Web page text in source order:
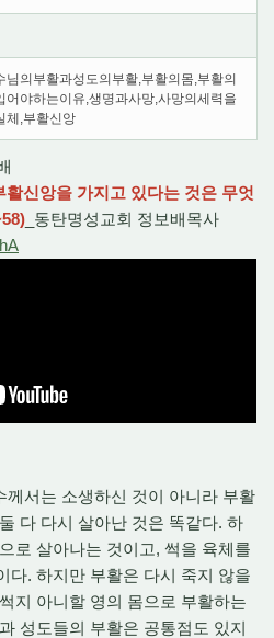
님의부활과성도의부활,부활의몸,부활의
어야하는이유,생명과사망,사망의세력을
체,부활신앙
신앙을 가지고 있다는 것은 무엇
_동탄명성교회 정보배목사
께서는 소생하신 것이 아니라 부활
다 다시 살아난 것은 똑같다. 하
로 살아나는 것이고, 썩을 육체를
다. 하지만 부활은 다시 죽지 않을
지 아니할 영의 몸으로 부활하는
성도들의 부활은 공통점도 있지